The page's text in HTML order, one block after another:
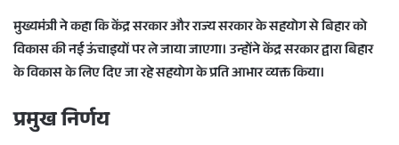
मुख्यमंत्री ने कहा कि केंद्र सरकार और राज्य सरकार के सहयोग से बिहार को
विकास की नई ऊंचाइयों पर ले जाया जाएगा। उन्होंने केंद्र सरकार द्वारा बिहार
के विकास के लिए दिए जा रहे सहयोग के प्रति आभार व्यक्त किया।
प्रमुख निर्णय